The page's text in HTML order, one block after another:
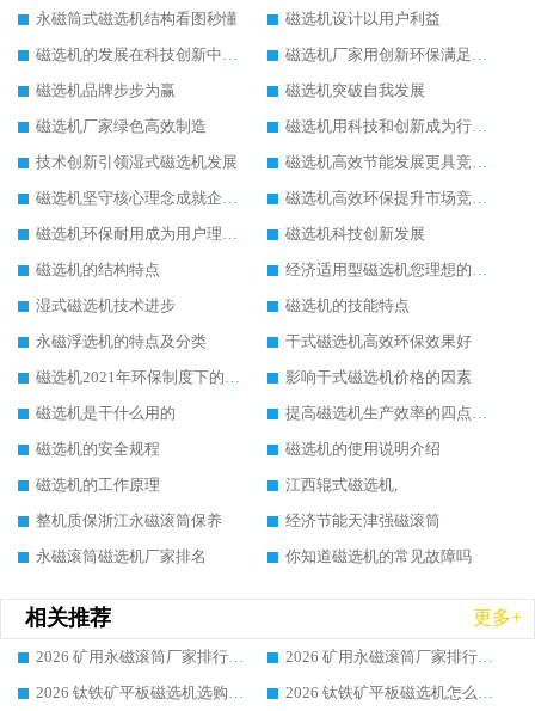
永磁筒式磁选机结构看图秒懂
磁选机设计以用户利益
磁选机的发展在科技创新中成为焦点
磁选机厂家用创新环保满足市发展
磁选机品牌步步为赢
磁选机突破自我发展
磁选机厂家绿色高效制造
磁选机用科技和创新成为行业中的顶梁柱
技术创新引领湿式磁选机发展
磁选机高效节能发展更具竞争力
磁选机坚守核心理念成就企业辉煌
磁选机高效环保提升市场竞争力
磁选机环保耐用成为用户理想选择
磁选机科技创新发展
磁选机的结构特点
经济适用型磁选机您理想的选择
湿式磁选机技术进步
磁选机的技能特点
永磁浮选机的特点及分类
干式磁选机高效环保效果好
磁选机2021年环保制度下的发展出路
影响干式磁选机价格的因素
磁选机是干什么用的
提高磁选机生产效率的四点方法
磁选机的安全规程
磁选机的使用说明介绍
磁选机的工作原理
江西辊式磁选机,
整机质保浙江永磁滚筒保养
经济节能天津强磁滚筒
永磁滚筒磁选机厂家排名
你知道磁选机的常见故障吗
相关推荐 更多+
2026 矿用永磁滚筒厂家排行榜选购干货指南 行业口碑标杆华体会手机网页版-华体会(中国) 实力出众
2026 矿用永磁滚筒厂家排行榜选购指南，行业口碑领域强者华体会手机网页版-华体会(中国)
2026 钛铁矿平板磁选机选购全攻略 市场公认优质品牌厂家实力排行榜
2026 钛铁矿平板磁选机怎么选 靠谱生产企业实力排行榜选购参考攻略